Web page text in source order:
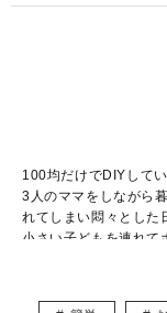
100均だけでDIYしてい
3人のママをしながら
れてしまい悶々とした
小さい子どもを連れて
行けると思い、ずっ
す。